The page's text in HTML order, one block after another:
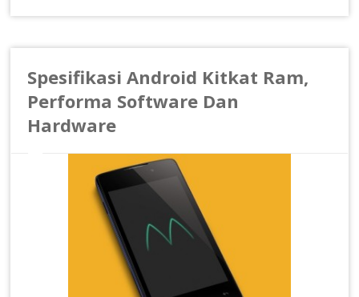
Spesifikasi Android Kitkat Ram,
Performa Software Dan
Hardware